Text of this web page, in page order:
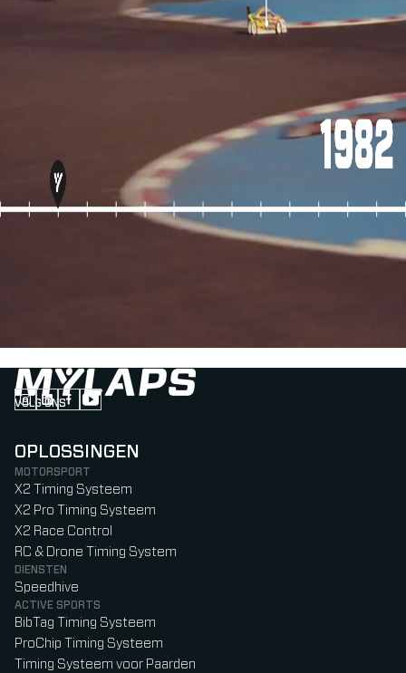
VOLG ONS
Follow us on Instagram (Opens in new tab)
Follow us on LinkedIn (Opens in new tab)
Follow us on Facebook (Opens in new tab)
Follow us on YouTube (Opens in new tab)
OPLOSSINGEN
MOTORSPORT
X2 Timing Systeem
X2 Pro Timing Systeem
X2 Race Control
RC & Drone Timing System
DIENSTEN
Speedhive
ACTIVE SPORTS
BibTag Timing Systeem
ProChip Timing Systeem
Timing Systeem voor Paarden